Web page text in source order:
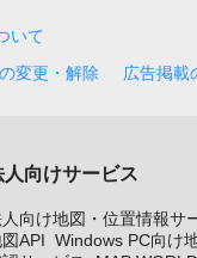
いて
変更・解除
広告掲載
人向けサービス
向け地図・位置情報サ
API Windows PC向け